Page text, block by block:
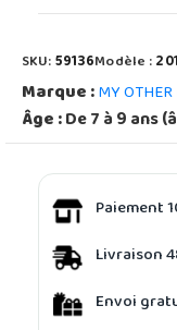
SKU:59136Modèle :
Marque :MY
Âge :De 7 à 9 ans
Paiement
Livraison
Envoi